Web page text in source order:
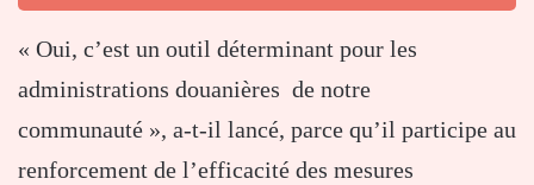
« Oui, c’est un outil déterminant pour les
administrations douanières de notre
communauté », a-t-il lancé, parce qu’il participe au
renforcement de l’efficacité des mesures